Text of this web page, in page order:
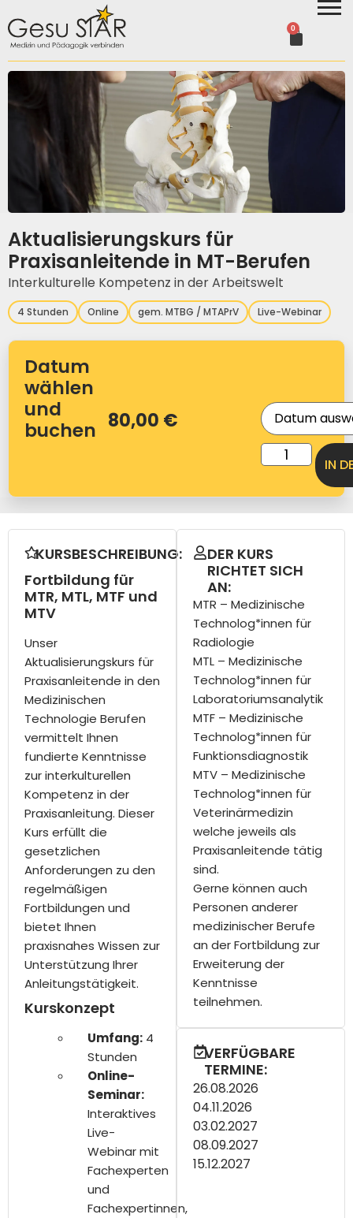
0
Aktualisierungskurs für
Praxisanleitende in MT-Berufen
Interkulturelle Kompetenz in der Arbeitswelt
4 Stunden Online gem. MTBG / MTAPrV Live-Webinar
Datum
wählen
und
buchen 80,00 €
IN
KURSBESCHREIBUNG:
Fortbildung für
MTR, MTL, MTF und
MTV
Unser
Aktualisierungskurs für
Praxisanleitende in den
Medizinischen
Technologie Berufen
vermittelt Ihnen
fundierte Kenntnisse
zur interkulturellen
Kompetenz in der
Praxisanleitung. Dieser
Kurs erfüllt die
gesetzlichen
Anforderungen zu den
regelmäßigen
Fortbildungen und
bietet Ihnen
praxisnahes Wissen zur
Unterstützung Ihrer
Kurskonzept
Umfang: 4
Stunden
Online-
Seminar:
Interaktives
Live-
Webinar mit
Fachexperten
und
Fachexpertinnen,
VERFÜGBARE
TERMINE:
26.08.2026
04.11.2026
03.02.2027
08.09.2027
15.12.2027
DER KURS
RICHTET SICH
AN:
MTR – Medizinische
Technolog*innen für
Radiologie
MTL – Medizinische
Technolog*innen für
Laboratoriumsanalytik
MTF – Medizinische
Technolog*innen für
Funktionsdiagnostik
MTV – Medizinische
Technolog*innen für
Veterinärmedizin
welche jeweils als
Praxisanleitende tätig
sind.
Gerne können auch
Personen anderer
medizinischer Berufe
an der Fortbildung zur
Erweiterung der
Kenntnisse
teilnehmen.